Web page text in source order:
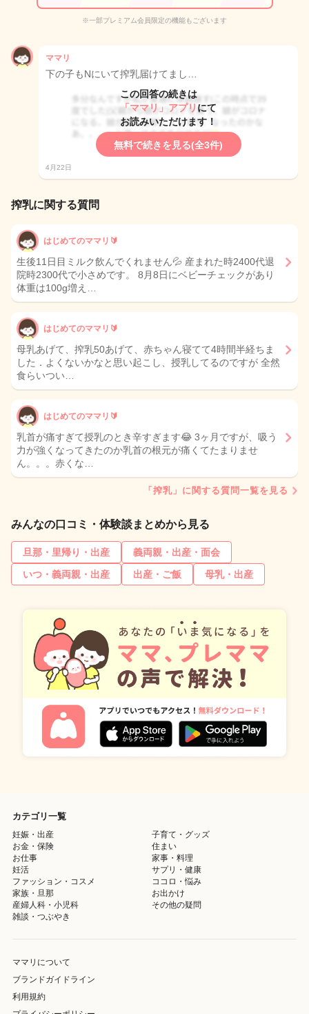
※一部プレミアム会員限定の機能もございます
ママリ
下の子もNにいて搾乳届けてまし…
この回答の続きは
「ママリ」アプリ にて
お読みいただけます！
無料で続きを見る(全3件)
4月22日
搾乳に関する質問
はじめてのママリ🔰
生後11日目ミルク飲んでくれません💦 産まれた時2400代退
院時2300代で小さめです。 8月8日にベビーチェックがあり
体重は100g増え…
はじめてのママリ🔰
母乳あげて、搾乳50あげて、赤ちゃん寝てて4時間半経ちま
した．よくないかなと思い起こし、授乳してるのですが 全然
食らいつい…
はじめてのママリ🔰
乳首が痛すぎて授乳のとき辛すぎます😂 3ヶ月ですが、吸う
力が強くなってきたのか乳首の根元が痛くてたまりませ
ん。。。赤くな…
「搾乳」に関する質問一覧を見る
みんなの口コミ・体験談まとめから見る
旦那・里帰り・出産
義両親・出産・面会
いつ・義両親・出産
出産・ご飯 母乳・出産
カテゴリ一覧
妊娠・出産
子育て・グッズ
お金・保険
住まい
お仕事
家事・料理
妊活
サプリ・健康
ファッション・コスメ
ココロ・悩み
家族・旦那
お出かけ
産婦人科・小児科
その他の疑問
雑談・つぶやき
ママリについて
ブランドガイドライン
利用規約